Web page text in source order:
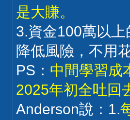
是大賺。
3.資金100萬以
降低風險，不用
PS： 中間學習成
2025年初全吐回
Anderson說：1.